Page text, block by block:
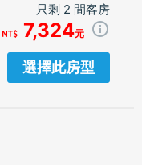
只剩 2 間客房
7,324元
選擇此房型